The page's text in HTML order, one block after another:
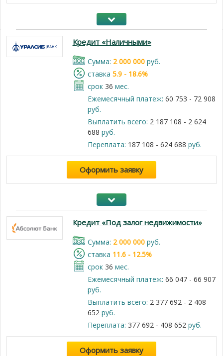
Кредит «Наличными»
Cумма: 2 000 000руб.
cтавка 5.9 - 18.6%
срок 36 мес.
Ежемесячный платеж: 60 753 - 72 908
руб.
Выплатить всего: 2 187 108 - 2 624
688 руб.
Переплата: 187 108 - 624 688 руб.
Оформить заявку
Кредит «Под залог недвижимости»
Cумма: 2 000 000руб.
cтавка 11.6 - 12.5%
срок 36 мес.
Ежемесячный платеж: 66 047 - 66 907
руб.
Выплатить всего: 2 377 692 - 2 408
652руб.
Переплата: 377 692 - 408 652руб.
Оформить заявку